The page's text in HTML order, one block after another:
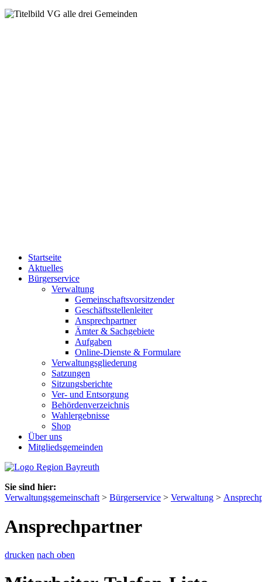
Startseite
Aktuelles
Bürgerservice
Verwaltung
Gemeinschaftsvorsitzender
Geschäftsstellenleiter
Ansprechpartner
Ämter & Sachgebiete
Aufgaben
Online-Dienste & Formulare
Verwaltungsgliederung
Satzungen
Sitzungsberichte
Ver- und Entsorgung
Behördenverzeichnis
Wahlergebnisse
Shop
Über uns
Mitgliedsgemeinden
Sie sind hier:
Verwaltungsgemeinschaft > Bürgerservice > Verwaltung >
Ansprechpartner
drucken nach oben